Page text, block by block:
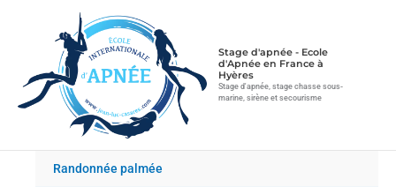
Stage d'apnée - Ecole
d'Apnée en France à
Hyères
Stage d'apnée, stage chasse sous-
marine, sirène et secourisme
Randonnée palmée